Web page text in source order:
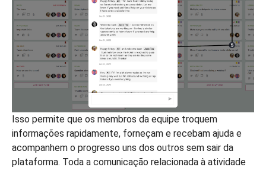
Isso permite que os membros da equipe troquem
informações rapidamente, forneçam e recebam ajuda e
acompanhem o progresso uns dos outros sem sair da
plataforma. Toda a comunicação relacionada à atividade